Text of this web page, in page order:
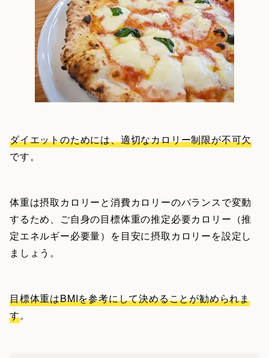
ダイエットのためには、適切なカロリー制限が不可欠
です。
体重は摂取カロリーと消費カロリーのバランスで変動
するため、ご自身の目標体重の推定必要カロリー（推
定エネルギー必要量）を目安に摂取カロリーを設定し
ましょう。
目標体重はBMIを参考にして決めることが勧められま
す。